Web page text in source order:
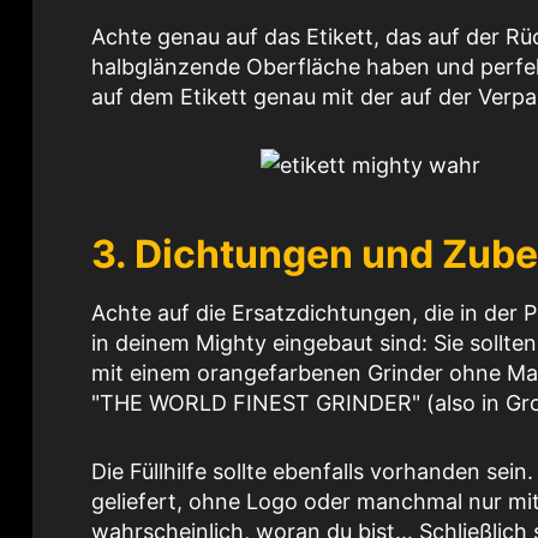
Achte genau auf das Etikett, das auf der
halbglänzende Oberfläche haben und
auf dem Etikett genau mit der auf der
3. Dichtungen und
Achte auf die Ersatzdichtungen, die in der
in deinem Mighty eingebaut sind: Sie
mit einem orangefarbenen Grinder ohne
"THE WORLD FINEST GRINDER" (also in
Die Füllhilfe sollte ebenfalls vorhanden
geliefert, ohne Logo oder manchmal nur
wahrscheinlich, woran du bist... Schließlich